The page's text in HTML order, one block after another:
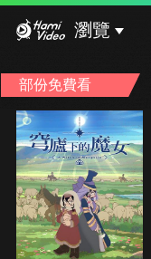
瀏覽
部份免費看